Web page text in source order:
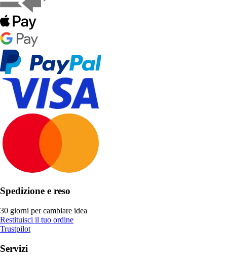
Spedizione e reso
30 giorni per cambiare idea
Restituisci il tuo ordine
Trustpilot
Servizi